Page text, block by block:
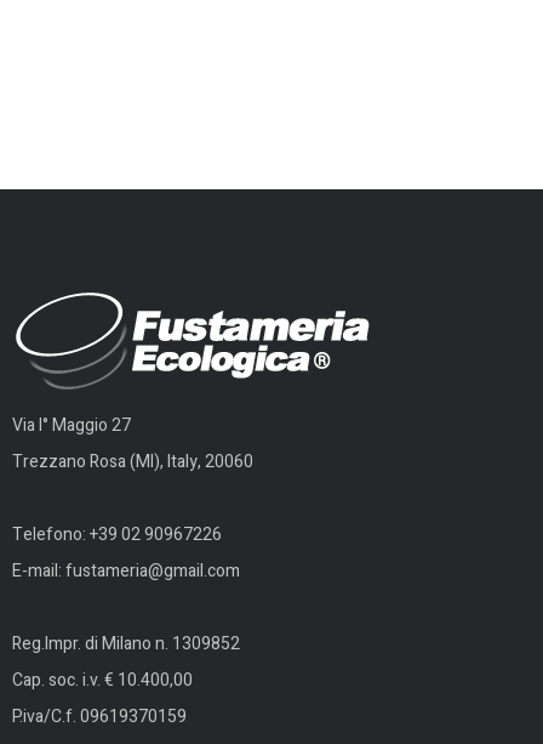
Via I° Maggio 27
Trezzano Rosa (MI), Italy, 20060
Telefono:+39 02 90967226
E-mail:fustameria@gmail.com
Reg.Impr. di Milano n. 1309852
Cap. soc. i.v. € 10.400,00
P.iva/C.f. 09619370159